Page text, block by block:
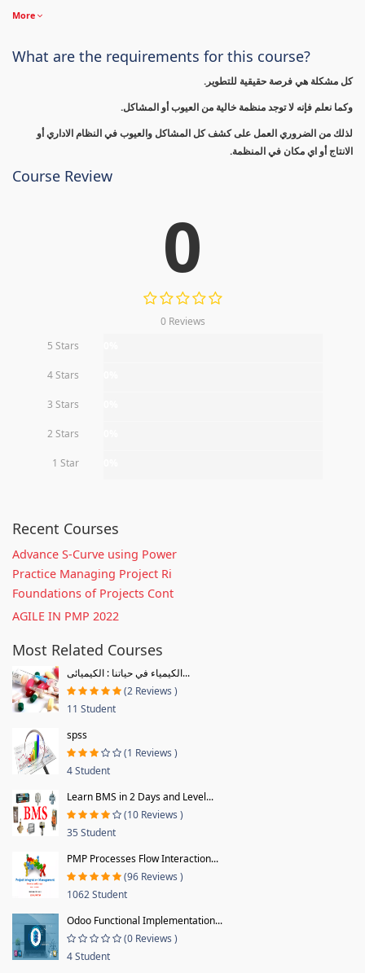
More
What are the requirements for this course?
كل مشكلة هي فرصة حقيقية للتطوير.
وكما نعلم فإنه لا توجد منظمة خالية من العيوب أو المشاكل.
لذلك من الضروري العمل على كشف كل المشاكل والعيوب في النظام الاداري أو
الانتاج أو اي مكان في المنظمة.
Course Review
0
0 Reviews
5 Stars
4 Stars
3 Stars
2 Stars
1 Star
Recent Courses
Advance S-Curve using Power
Practice Managing Project Ri
Foundations of Projects Cont
AGILE IN PMP 2022
Most Related Courses
الكيمياء في حياتنا : الكيميائى...
(2 Reviews )
11 Student
spss
(1 Reviews )
4 Student
Learn BMS in 2 Days and Level...
(10 Reviews )
35 Student
PMP Processes Flow Interaction...
(96 Reviews )
1062 Student
Odoo Functional Implementation...
(0 Reviews )
4 Student